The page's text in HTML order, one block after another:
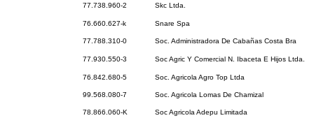
77.738.960-2 Skc Ltda.
76.660.627-k Snare Spa
77.788.310-0 Soc. Administradora De Cabañas Costa Bra
77.930.550-3 Soc Agric Y Comercial N. Ibaceta E Hijos Ltda.
76.842.680-5 Soc. Agricola Agro Top Ltda
99.568.080-7 Soc. Agricola Lomas De Chamizal
78.866.060-K Soc Agricola Adepu Limitada